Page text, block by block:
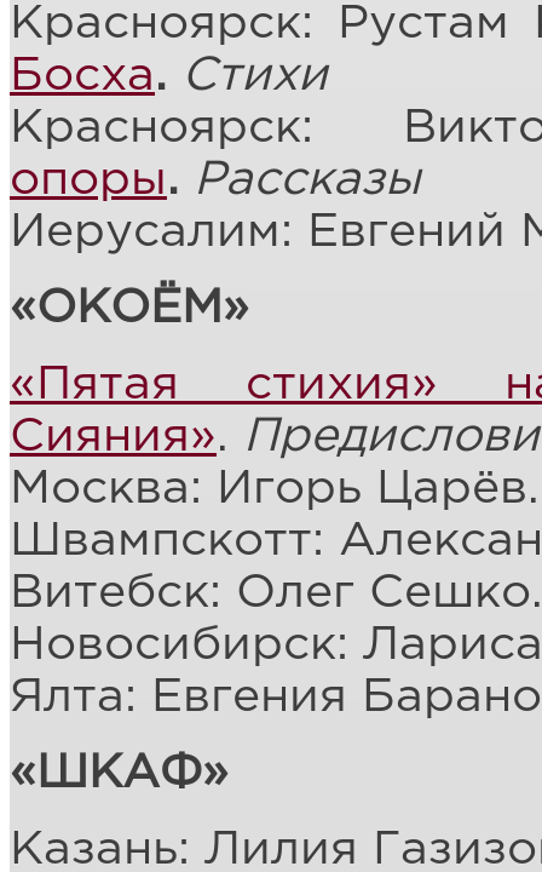
Красноярск: Рустам
Босха. Стихи
Красноярск:
опоры. Рассказы
Иерусалим: Евгений
«ОКОЁМ»
«Пятая стихия»
Сияния».
Москва: Игорь
Швампскотт:
Витебск: Олег
Новосибирск:
Ялта: Евгения
«ШКАФ»
Казань: Лилия